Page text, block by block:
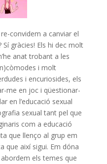
convidem a canviar el
gràcies! Els hi dec molt
anat trobant a les
i molt
i encuriosides, els
me en joc i qüestionar-
en l’educació sexual
sexual tant pel que
com a educació
que llenço al grup em
que així sigui. Em dóna
els temes que